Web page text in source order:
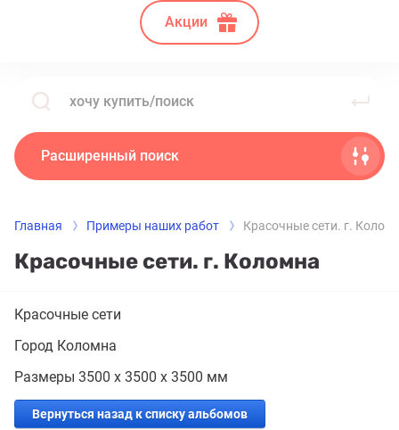
Акции
Расширенный поиск
Главная Примеры наших работ Красочные сети. г.
Красочные сети. г. Коломна
Красочные сети
Город Коломна
Размеры 3500 х 3500 х 3500 мм
Вернуться назад к списку альбомов